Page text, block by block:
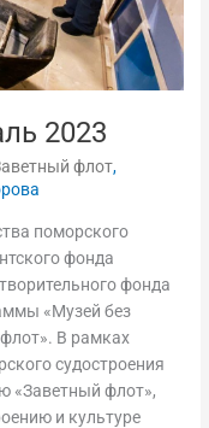
2023
флот,
поморского
фонда
фонда
«Музей без
В рамках
судостроения
«Заветный флот»,
и культуре